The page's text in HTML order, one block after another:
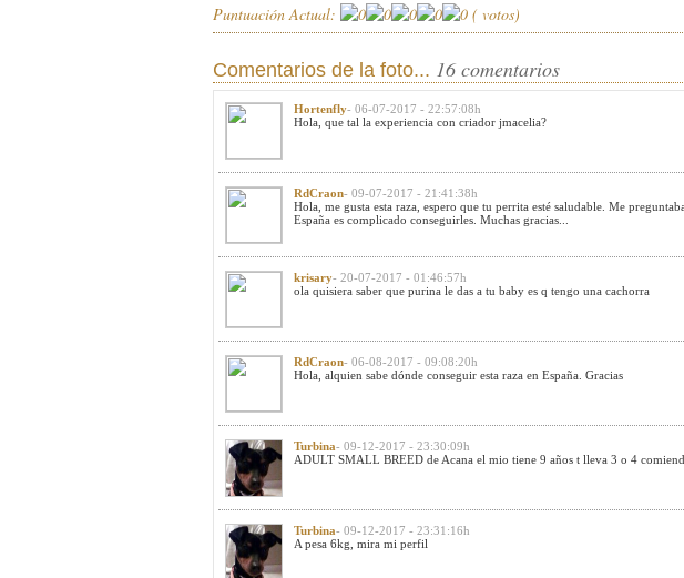
Puntuación Actual: ( votos)
Comentarios de la foto... 16 comentarios
Hortenfly- 06-07-2017 - 22:57:08h
Hola, que tal la experiencia con criador jmacelia?
RdCraon- 09-07-2017 - 21:41:38h
Hola, me gusta esta raza, espero que tu perrita esté saludable. Me
España es complicado conseguirles. Muchas gracias...
krisary- 20-07-2017 - 01:46:57h
ola quisiera saber que purina le das a tu baby es q tengo una cachorra
RdCraon- 06-08-2017 - 09:08:20h
Hola, alquien sabe dónde conseguir esta raza en España. Gracias
Turbina- 09-12-2017 - 23:30:09h
ADULT SMALL BREED de Acana el mio tiene 9 años t lleva 3 o 4
Turbina- 09-12-2017 - 23:31:16h
A pesa 6kg, mira mi perfil